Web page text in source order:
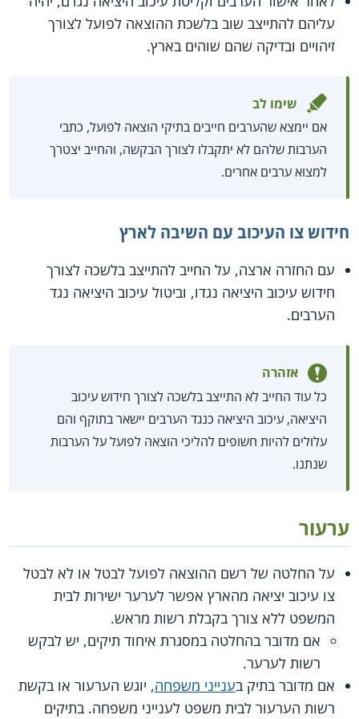
עליהם להתייצב שוב בלשכת ההוצאה לפועל לצורך
זיהויים ובדיקה שהם שוהים בארץ.
שימו לב
אם יימצא שהערבים חייבים בתיקי הוצאה לפועל, כתבי
הערבות שלהם לא יתקבלו לצורך הבקשה, והחייב יצטרך
למצוא ערבים אחרים.
חידוש צו העיכוב עם השיבה לארץ
עם החזרה ארצה, על החייב להתייצב בלשכה לצורך
חידוש עיכוב היציאה נגדו, וביטול עיכוב היציאה נגד
הערבים.
אזהרה
כל עוד החייב לא התייצב בלשכה לצורך חידוש עיכוב
היציאה, עיכוב היציאה כנגד הערבים יישאר בתוקף והם
עלולים להיות חשופים להליכי הוצאה לפועל על הערבות
שנתנו.
ערעור
על החלטה של רשם ההוצאה לפועל לבטל או לא לבטל
צו עיכוב יציאה מהארץ אפשר לערער ישירות לבית
המשפט ללא צורך בקבלת רשות מראש.
אם מדובר בהחלטה במסגרת איחוד תיקים, יש לבקש
רשות לערער.
אם מדובר בתיק בענייני משפחה, יוגש הערעור או בקשת
רשות הערעור לבית משפט לענייני משפחה. בתיקים